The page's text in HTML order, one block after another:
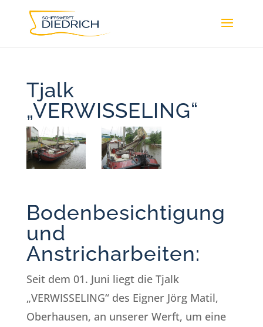
Tjalk
„VERWISSELING“
Bodenbesichtigung
und
Anstricharbeiten:
Seit dem 01. Juni liegt die Tjalk
„VERWISSELING“ des Eigner Jörg Matil,
Oberhausen, an unserer Werft, um eine